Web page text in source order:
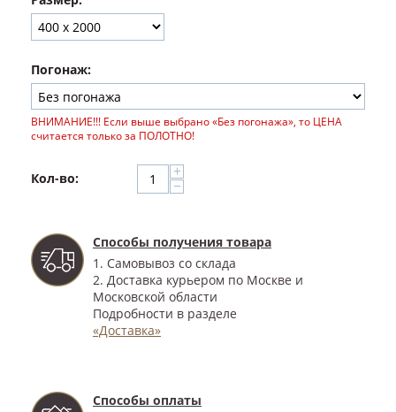
Погонаж:
ВНИМАНИЕ!!! Если выше выбрано «Без погонажа», то ЦЕНА
считается только за ПОЛОТНО!
Кол-во: +
−
Способы получения товара
1. Самовывоз со склада
2. Доставка курьером по Москве и
Московской области
Подробности в разделе
«Доставка»
Способы оплаты